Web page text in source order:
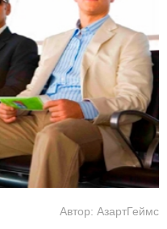
Автор: АзартГеймс